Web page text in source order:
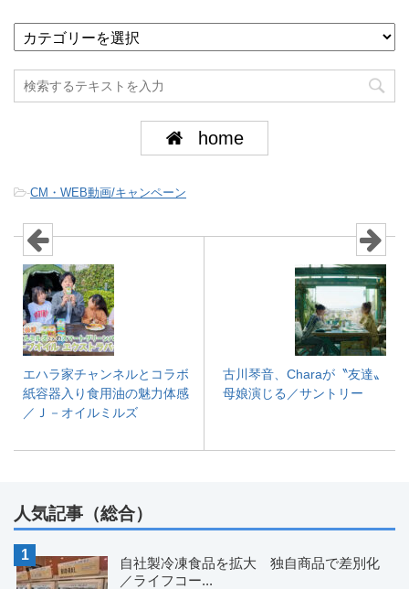
home
-CM・WEB動画/キャンペーン
エハラ家チャンネルとコラボ
紙容器入り食用油の魅力体感
／Ｊ－オイルミルズ
古川琴音、Charaが〝友達〟
母娘演じる／サントリー
人気記事（総合）
自社製冷凍食品を拡大 独自商品で差別化
／ライフコー...